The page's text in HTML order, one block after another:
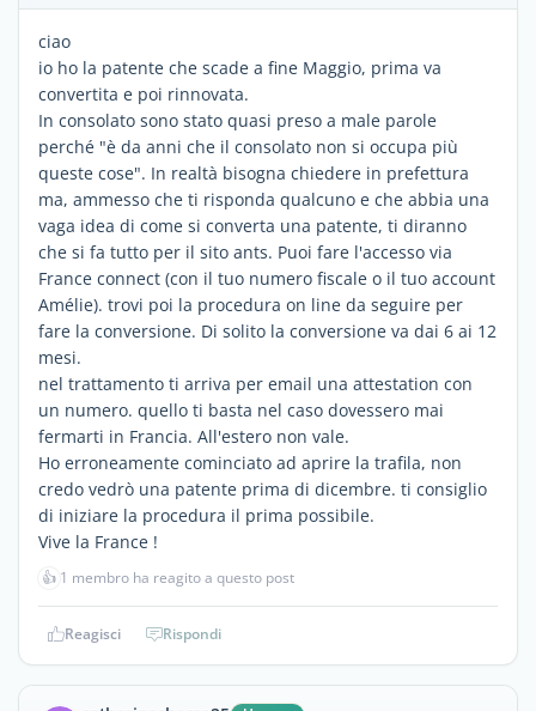
ciao
io ho la patente che scade a fine Maggio, prima va
convertita e poi rinnovata.
In consolato sono stato quasi preso a male parole
perché "è da anni che il consolato non si occupa più
queste cose". In realtà bisogna chiedere in prefettura
ma, ammesso che ti risponda qualcuno e che abbia una
vaga idea di come si converta una patente, ti diranno
che si fa tutto per il sito ants. Puoi fare l'accesso via
France connect (con il tuo numero fiscale o il tuo account
Amélie). trovi poi la procedura on line da seguire per
fare la conversione. Di solito la conversione va dai 6 ai 12
mesi.
nel trattamento ti arriva per email una attestation con
un numero. quello ti basta nel caso dovessero mai
fermarti in Francia. All'estero non vale.
Ho erroneamente cominciato ad aprire la trafila, non
credo vedrò una patente prima di dicembre. ti consiglio
di iniziare la procedura il prima possibile.
Vive la France !
👍 1 membro ha reagito a questo post
Reagisci Rispondi